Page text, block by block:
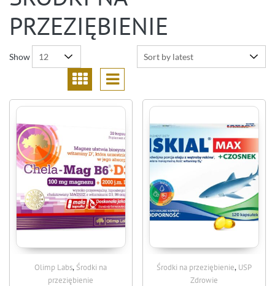
PRZEZIĘBIENIE
Show
Olimp Labs, Środki na
przeziębienie
Środki na przeziębienie, USP
Zdrowie